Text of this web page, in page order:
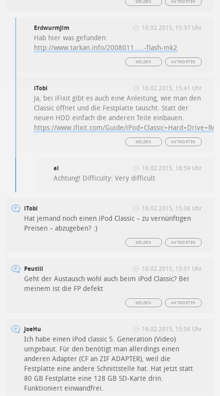
ANTWORTEN
MELDEN
ErdwurmJim 16.02.2015, 15:37 Uhr
Hab hier was gefunden:
http://www.tarkan.info/2008011.....-flash-mk2
ANTWORTEN
MELDEN
iTobi 16.02.2015, 15:41 Uhr
Ja, bei iFixit gibt es auch eine Anleitung, wie man den
Classic öffnet und die Festplatte tauscht. Statt der
neuen HDD einfach die anderen Teile einbauen.
https://www.ifixit.com/Guide/
ANTWORTEN
MELDEN
al 16.02.2015, 18:59 Uhr
Achtung! Difficulty: Very difficult
iTobi 16.02.2015, 15:36 Uhr
Hat jemand noch einen iPod Classic – zu vernünftigen
Preisen – abzugeben? :)
ANTWORTEN
MELDEN
Peutili 16.02.2015, 15:51 Uhr
Geht der Austausch wohl auch beim iPod Classic? Bei
meinem ist die FP defekt
ANTWORTEN
MELDEN
JoeHu 16.02.2015, 15:58 Uhr
Ich habe einen iPod classic 5. Generation (Video)
umgebaut. Für den benötigt man allerdings einen
anderen Adapter (CF an ZIF ADAPTER), weil die
Festplatte eine andere Schnittstelle hat. Hat jetzt statt
80 GB Festplatte eine 128 GB SD-Karte drin.
Funktioniert einwandfrei.